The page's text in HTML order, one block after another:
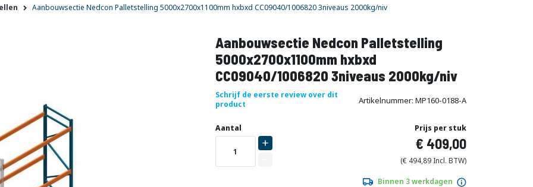
Aanbouwsectie Nedcon Palletstelling 5000x2700x1100mm hxbxd CC09040/1006820 3niveaus 2000kg/niv
Aanbouwsectie Nedcon Palletstelling
5000x2700x1100mm hxbxd
CC09040/1006820 3niveaus 2000kg/niv
Schrijf de eerste review over dit
product
Artikelnummer MP160-0188-A
Uw
aanpassing
DIRECT
LEVERBAAR
Aantal Prijs per stuk
409,00
494,89
Binnen 3 werkdagen